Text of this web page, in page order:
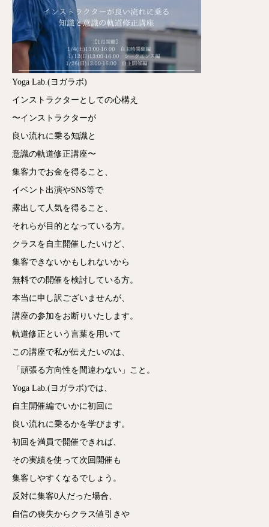
Yoga Lab.(ヨガラボ)
インストラクターとしての心構え
〜インストラクターが
良い流れに乗る知識と
意識の軌道修正講座〜
集客力でお金を得ること、
イベント出演やSNS等で
露出して人気を得ること、
それらが目的となっている方。
クラスを自主開催したいけど、
集客できないかもしれないから
無料での開催を検討している方。
本当に申し訳ございませんが、
講座の参加をお断りいたします。
軌道修正という言葉を用いて
この講座で私が伝えたいのは、
「頑張る方向性を間違わない」こと。
Yoga Lab.(ヨガラボ)では、
自主開催編でいかに初回に
良い流れに乗るかを学びます。
初回を満員で開催できれば、
その実績を使って次回開催も
集客しやすくなるでしょう。
反対に集客0人だった場合、
自信の喪失からクラス値引きや